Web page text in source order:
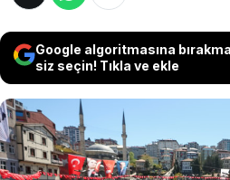
Google algoritmasına
siz seçin! Tıkla ve ekle
CHP lideri Özgür